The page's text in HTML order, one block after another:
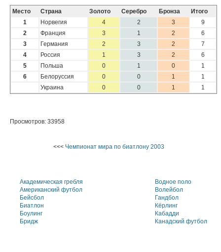
Место Страна Золото Серебро Бронза
Итого
1
Норвегия 4 2 3
9
2
Франция 3 1 2
6
3
Германия 2 3 2
7
4
Россия 1 3 2
6
5
Польша 0 1 0
1
6
Белоруссия 0 0 1
1
Украина
0 0 1 1
Просмотров: 33958
<<< Чемпионат мира по биатлону 2003
Академическая гребля
Американский футбол
Бейсбол
Биатлон
Боулинг
Бридж
Водное поло
Волейбол
Гандбол
Кёрлинг
Кабадди
Канадский футбол